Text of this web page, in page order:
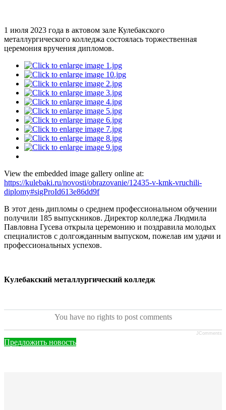
1 июля 2023 года в актовом зале Кулебакского
металлургического колледжа состоялась торжественная
церемония вручения дипломов.
View the embedded image gallery online at:
https://kulebaki.ru/novosti/obrazovanie/12435-v-kmk-vruchili-
diplomy#sigProId613e86dd9f
В этот день дипломы о среднем профессиональном обучении
получили 185 выпускников. Директор колледжа Людмила
Павловна Гусева открыла церемонию и поздравила молодых
специалистов с долгожданным выпуском, пожелав им удачи и
профессиональных успехов.
Кулебакский металлургический колледж
You have no rights to post comments
JComments
Предложить новость